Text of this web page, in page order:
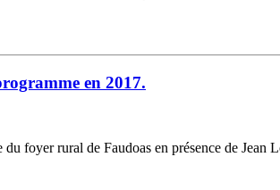
en 2017.
foyer rural de Faudoas en présence de